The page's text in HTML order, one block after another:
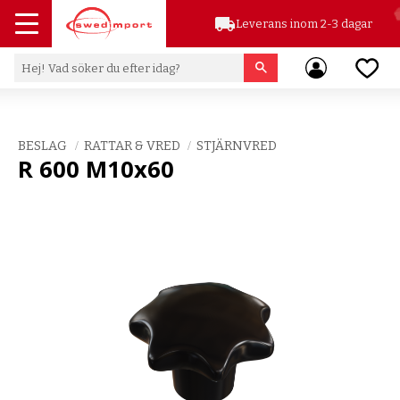
Meny
local_shippingLeverans inom 2-3 dagar
BESLAG RATTAR & VRED STJÄRNVRED
R 600 M10x60